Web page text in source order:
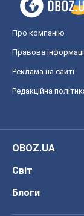
Про компанію
Правова
Реклама на сайті
Редакційна
OBOZ.UA
Світ
Блоги